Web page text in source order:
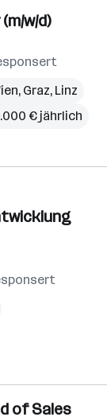
w/d)
, Graz, Linz
€ jährlich
of Sales